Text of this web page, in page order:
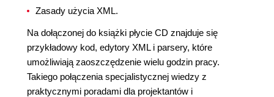
Zasady użycia XML.
Na dołączonej do książki płycie CD znajduje się
przykładowy kod, edytory XML i parsery, które
umożliwiają zaoszczędzenie wielu godzin pracy.
Takiego połączenia specjalistycznej wiedzy z
praktycznymi poradami dla projektantów i